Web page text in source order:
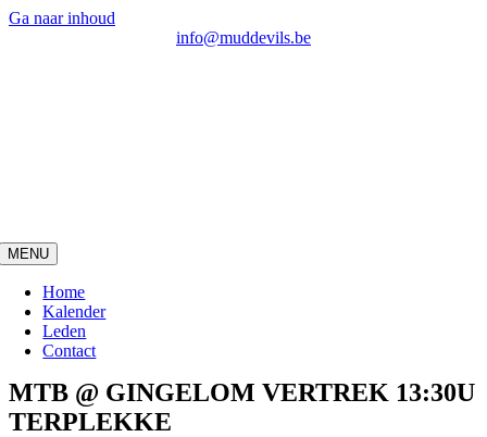
Ga naar inhoud
info@muddevils.be
MENU
Home
Kalender
Leden
Contact
MTB @ GINGELOM VERTREK 13:30U
TERPLEKKE